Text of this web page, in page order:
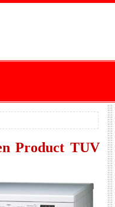
Product TUV